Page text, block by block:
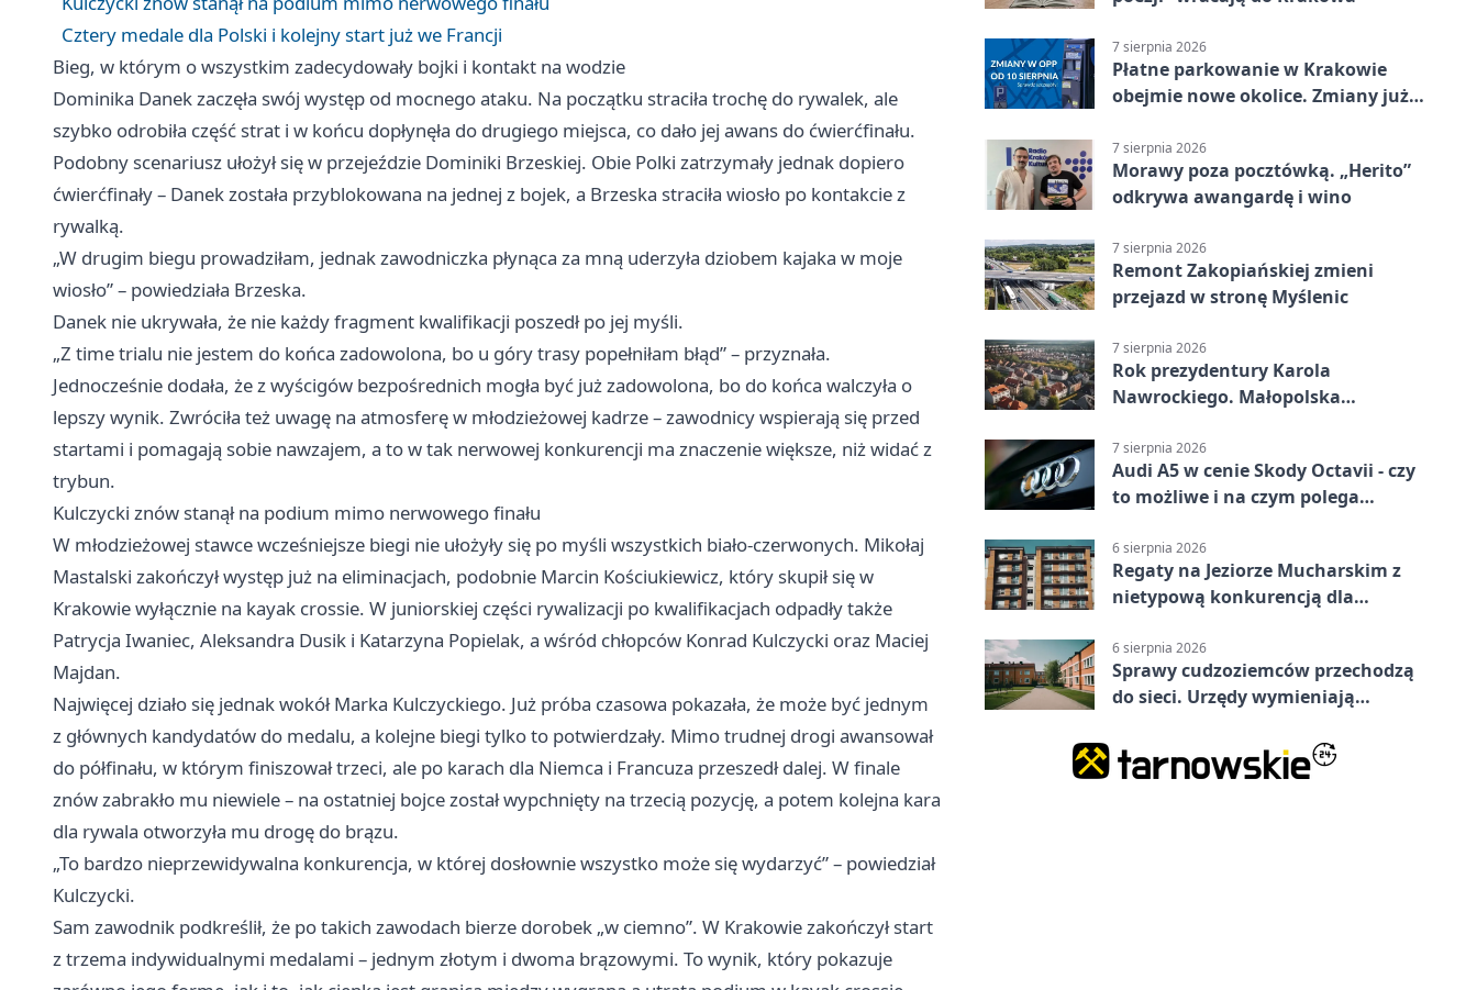
Cztery medale dla Polski i kolejny start już we Francji
Bieg, w którym o wszystkim zadecydowały bojki i kontakt na wodzie
Dominika Danek zaczęła swój występ od mocnego ataku. Na początku straciła trochę do rywalek, ale
szybko odrobiła część strat i w końcu dopłynęła do drugiego miejsca, co dało jej awans do ćwierćfinału.
Podobny scenariusz ułożył się w przejeździe Dominiki Brzeskiej. Obie Polki zatrzymały jednak dopiero
ćwierćfinały – Danek została przyblokowana na jednej z bojek, a Brzeska straciła wiosło po kontakcie z
rywalką.
„W drugim biegu prowadziłam, jednak zawodniczka płynąca za mną uderzyła dziobem kajaka w moje
wiosło” – powiedziała Brzeska.
Danek nie ukrywała, że nie każdy fragment kwalifikacji poszedł po jej myśli.
„Z time trialu nie jestem do końca zadowolona, bo u góry trasy popełniłam błąd” – przyznała.
Jednocześnie dodała, że z wyścigów bezpośrednich mogła być już zadowolona, bo do końca walczyła o
lepszy wynik. Zwróciła też uwagę na atmosferę w młodzieżowej kadrze – zawodnicy wspierają się przed
startami i pomagają sobie nawzajem, a to w tak nerwowej konkurencji ma znaczenie większe, niż widać z
trybun.
Kulczycki znów stanął na podium mimo nerwowego finału
W młodzieżowej stawce wcześniejsze biegi nie ułożyły się po myśli wszystkich biało-czerwonych. Mikołaj
Mastalski zakończył występ już na eliminacjach, podobnie Marcin Kościukiewicz, który skupił się w
Krakowie wyłącznie na kayak crossie. W juniorskiej części rywalizacji po kwalifikacjach odpadły także
Patrycja Iwaniec, Aleksandra Dusik i Katarzyna Popielak, a wśród chłopców Konrad Kulczycki oraz Maciej
Majdan.
Najwięcej działo się jednak wokół Marka Kulczyckiego. Już próba czasowa pokazała, że może być jednym
z głównych kandydatów do medalu, a kolejne biegi tylko to potwierdzały. Mimo trudnej drogi awansował
do półfinału, w którym finiszował trzeci, ale po karach dla Niemca i Francuza przeszedł dalej. W finale
znów zabrakło mu niewiele – na ostatniej bojce został wypchnięty na trzecią pozycję, a potem kolejna kara
dla rywala otworzyła mu drogę do brązu.
„To bardzo nieprzewidywalna konkurencja, w której dosłownie wszystko może się wydarzyć” – powiedział
Kulczycki.
Sam zawodnik podkreślił, że po takich zawodach bierze dorobek „w ciemno”. W Krakowie zakończył start
z trzema indywidualnymi medalami – jednym złotym i dwoma brązowymi. To wynik, który pokazuje
7 sierpnia 2026
Płatne parkowanie w Krakowie
obejmie nowe okolice. Zmiany już
7 sierpnia 2026
Morawy poza pocztówką. „Herito”
odkrywa awangardę i wino
7 sierpnia 2026
Remont Zakopiańskiej zmieni
przejazd w stronę Myślenic
7 sierpnia 2026
Rok prezydentury Karola
Nawrockiego. Małopolska
7 sierpnia 2026
Audi A5 w cenie Skody Octavii - czy
to możliwe i na czym polega
6 sierpnia 2026
Regaty na Jeziorze Mucharskim z
nietypową konkurencją dla
6 sierpnia 2026
Sprawy cudzoziemców przechodzą
do sieci. Urzędy wymieniają